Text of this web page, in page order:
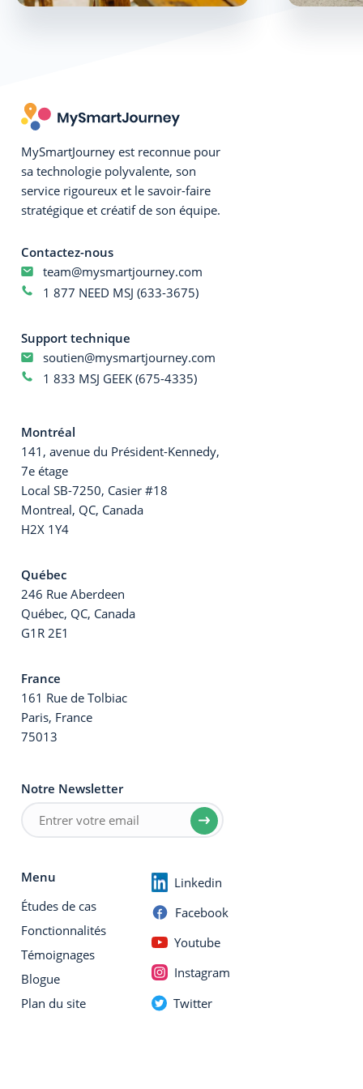
MySmartJourney est reconnue pour
sa technologie polyvalente, son
service rigoureux et le savoir-faire
stratégique et créatif de son équipe.
Contactez-nous
team@mysmartjourney.com
1 877 NEED MSJ (633-3675)
Support technique
soutien@mysmartjourney.com
1 833 MSJ GEEK (675-4335)
Montréal
141, avenue du Président-Kennedy,
7e étage
Local SB-7250, Casier #18
Montreal, QC, Canada
H2X 1Y4
Québec
246 Rue Aberdeen
Québec, QC, Canada
G1R 2E1
France
161 Rue de Tolbiac
Paris, France
75013
Notre Newsletter
Menu
Études de cas
Fonctionnalités
Témoignages
Blogue
Plan du site
Linkedin
Facebook
Youtube
Instagram
Twitter